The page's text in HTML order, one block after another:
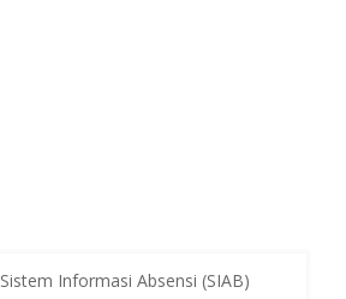
Sistem Informasi Absensi (SIAB)